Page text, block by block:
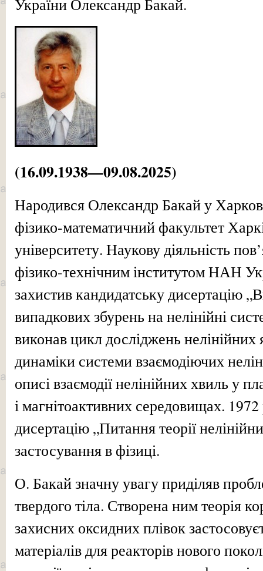
(16.09.1938—09.08.2025)
Народився Олександр Бакай у
фізико-математичний факультет
університету. Наукову діяльність
фізико-технічним інститутом НАН
захистив кандидатську дисертацію
випадкових збурень на нелінійні
виконав цикл досліджень нелінійних
динаміки системи взаємодіючих
описі взаємодії нелінійних хвиль у
і магнітоактивних середовищах.
дисертацію „Питання теорії
застосування в фізиці.
О. Бакай значну увагу приділяв
твердого тіла. Створена ним теорія
захисних оксидних плівок
матеріалів для реакторів нового